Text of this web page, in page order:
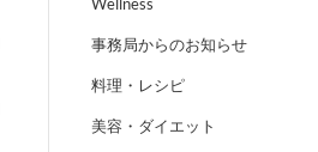
事務局からのお知らせ
料理・レシピ
美容・ダイエット